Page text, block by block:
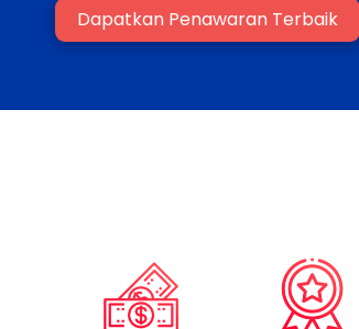
`Dapatkan Penawaran Terbaik